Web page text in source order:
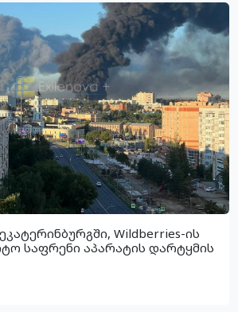
Wildberries-ის
საფრენი აპარატის დარტყმის